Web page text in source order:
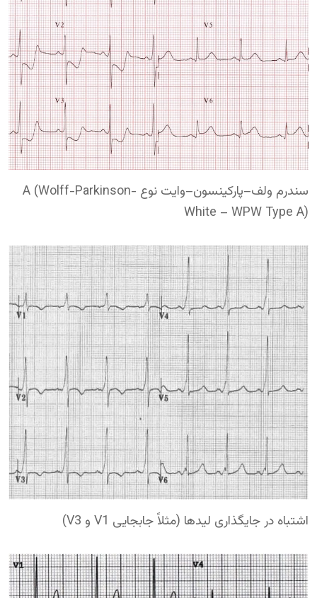
سندرم ولف–پارکینسون–وایت نوع A (Wolff-Parkinson-
White – WPW Type A)
اشتباه در جایگذاری لیدها (مثلاً جابجایی V1 و V3)